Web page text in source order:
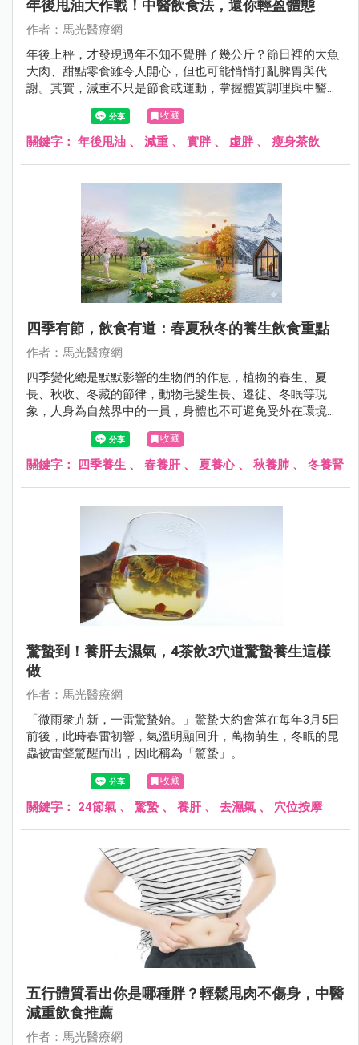
年後甩油大作戰！中醫飲食法，還你輕盈體態
作者：馬光醫療網
年後上秤，才發現過年不知不覺胖了幾公斤？節日裡的大魚
大肉、甜點零食雖令人開心，但也可能悄悄打亂脾胃與代
謝。其實，減重不只是節食或運動，掌握體質調理與中醫智
慧，同樣能讓身體輕盈、健康回歸。跟著醫師，一起學習年
後甩油的中醫妙招，從飲食、茶飲到穴位按摩，逐步恢復身
體平衡，輕盈自然到來！
收藏
關鍵字： 年後甩油 、 減重 、 實胖、 虛胖、 瘦身茶飲
四季有節，飲食有道：春夏秋冬的養生飲食重點
作者：馬光醫療網
四季變化總是默默影響的生物們的作息，植物的春生、夏
長、秋收、冬藏的節律，動物毛髮生長、遷徙、冬眠等現
象，人身為自然界中的一員，身體也不可避免受外在環境而
收藏
關鍵字： 四季養生 、 春養肝、 夏養心、 秋養肺 、 冬養腎
驚蟄到！養肝去濕氣，4茶飲3穴道驚蟄養生這樣
做
作者：馬光醫療網
「微雨衆卉新，一雷驚蟄始。」驚蟄大約會落在每年3月5日
前後，此時春雷初響，氣溫明顯回升，萬物萌生，冬眠的昆
蟲被雷聲驚醒而出，因此稱為「驚蟄」。
收藏
關鍵字： 24節氣 、 驚蟄 、 養肝、 去濕氣 、 穴位按摩
五行體質看出你是哪種胖？輕鬆甩肉不傷身，中醫
減重飲食推薦
作者：馬光醫療網